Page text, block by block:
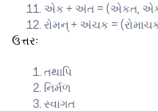
એક + અંત = (એકત,
રોમન્ + અંચક =
ઉત્તરઃ
તથાપિ
નિર્મળ
સ્વાગત